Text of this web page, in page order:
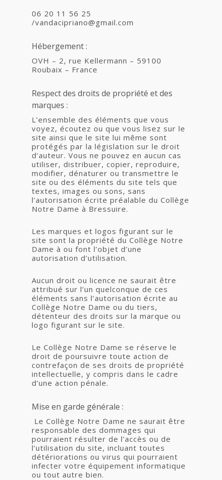
06 20 11 56 25
/vandacipriano@gmail.com
Hébergement :
OVH – 2, rue Kellermann – 59100
Roubaix – France
Respect des droits de propriété et des
marques :
L’ensemble des éléments que vous
voyez, écoutez ou que vous lisez sur le
site ainsi que le site lui même sont
protégés par la législation sur le droit
d’auteur. Vous ne pouvez en aucun cas
utiliser, distribuer, copier, reproduire,
modifier, dénaturer ou transmettre le
site ou des éléments du site tels que
textes, images ou sons, sans
l’autorisation écrite préalable du Collège
Notre Dame à Bressuire.
Les marques et logos figurant sur le
site sont la propriété du Collège Notre
Dame à ou font l’objet d’une
autorisation d’utilisation.
Aucun droit ou licence ne saurait être
attribué sur l’un quelconque de ces
éléments sans l’autorisation écrite au
Collège Notre Dame ou du tiers,
détenteur des droits sur la marque ou
logo figurant sur le site.
Le Collège Notre Dame se réserve le
droit de poursuivre toute action de
contrefaçon de ses droits de propriété
intellectuelle, y compris dans le cadre
d’une action pénale.
Mise en garde générale :
Le Collège Notre Dame ne saurait être
responsable des dommages qui
pourraient résulter de l’accès ou de
l’utilisation du site, incluant toutes
détériorations ou virus qui pourraient
infecter votre équipement informatique
ou tout autre bien.